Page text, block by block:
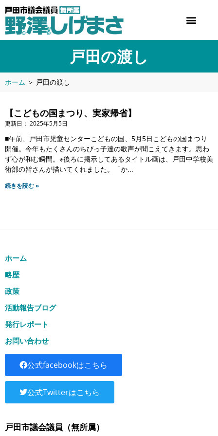
戸田の渡し
ホーム ＞ 戸田の渡し
【こどもの国まつり、実家帰省】
2025年5月5日
■午前、戸田市児童センターこどもの国、5月5日こどもの国まつり
開催。今年もたくさんのちびっ子達の歌声が聞こえてきます。思わ
ず心が和む瞬間。※後ろに掲示してあるタイトル画は、戸田中学校美
術部の皆さんが描いてくれました。「か
続きを読む »
ホーム
略歴
政策
活動報告ブログ
発行レポート
お問い合わせ
公式facebookはこちら
公式Twitterはこちら
戸田市議会議員（無所属）